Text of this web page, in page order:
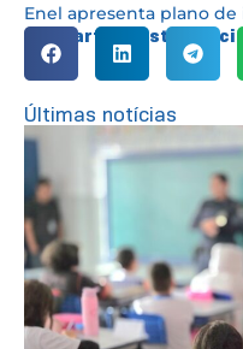
Compartilhe esta notícia:
Últimas notícias